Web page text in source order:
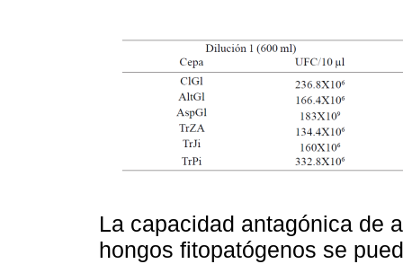
La capacidad antagónica de
hongos fitopatógenos se